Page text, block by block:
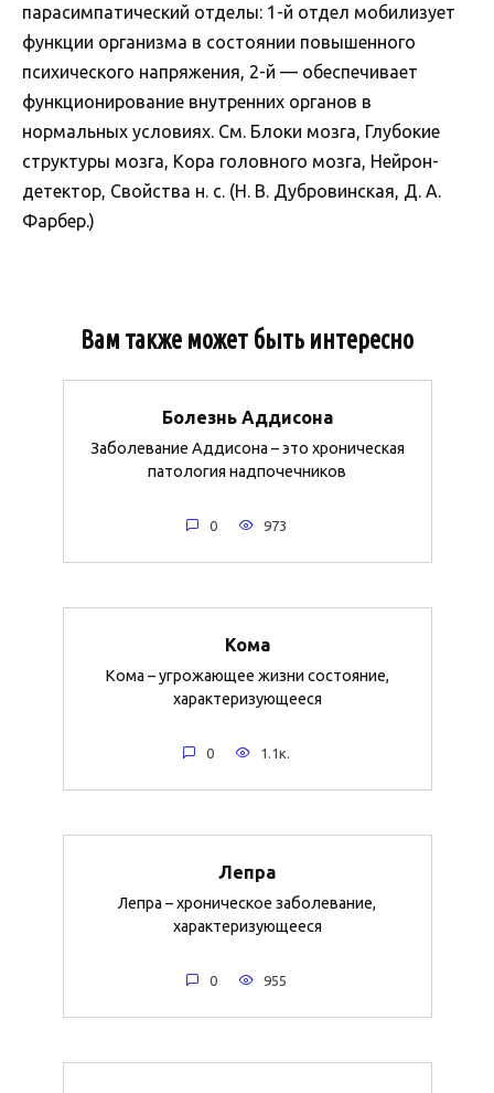
парасимпатический отделы: 1-й отдел мобилизует
функции организма в состоянии повышенного
психического напряжения, 2-й — обеспечивает
функционирование внутренних органов в
нормальных условиях. См. Блоки мозга, Глубокие
структуры мозга, Кора головного мозга, Нейрон-
детектор, Свойства н. с. (Н. В. Дубровинская, Д. А.
Фарбер.)
Вам также может быть интересно
Болезнь Аддисона
Заболевание Аддисона – это хроническая
патология надпочечников
0 973
Кома
Кома – угрожающее жизни состояние,
характеризующееся
0 1.1к.
Лепра
Лепра – хроническое заболевание,
характеризующееся
0 955